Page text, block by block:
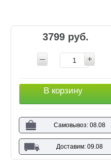
3799 руб.
В корзину
Самовывоз: 08.08
Доставим: 09.08